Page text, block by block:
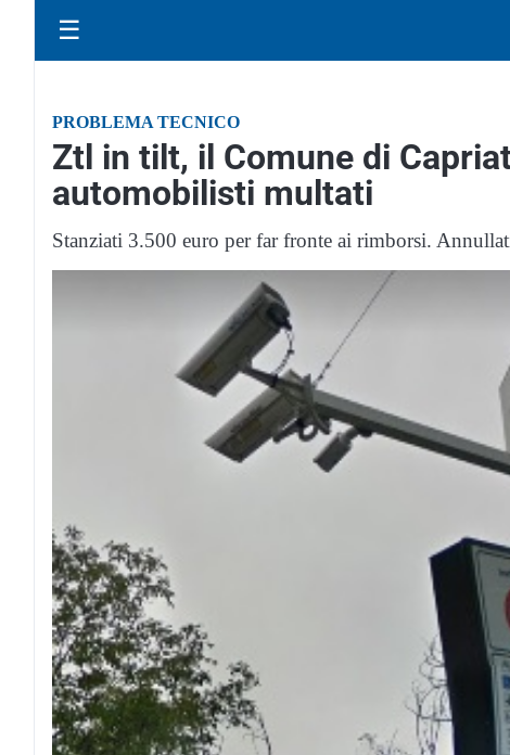
☰
PROBLEMA TECNICO
Ztl in tilt, il Comune di
automobilisti multati
Stanziati 3.500 euro per far fronte ai rimborsi.